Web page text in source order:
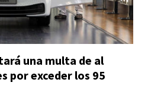
una multa de al
por exceder los 95